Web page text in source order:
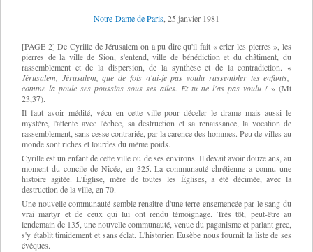
Notre-Dame de Paris , 25 janvier 1981
[PAGE 2] De Cyrille de Jérusalem on a pu dire qu'il fait « crier les pierres », les
pierres de la ville de Sion, s'entend, ville de bénédiction et du châtiment, du
rassemblement et de la dispersion, de la synthèse et de la contradiction. «
Jérusalem, Jérusalem, que de fois n'ai-je pas voulu rassembler tes enfants,
comme la poule ses poussins sous ses ailes. Et tu ne l'as pas voulu ! » (Mt
23,37).
Il faut avoir médité, vécu en cette ville pour déceler le drame mais aussi le
mystère, l'attente avec l'échec, sa destruction et sa renaissance, la vocation de
rassemblement, sans cesse contrariée, par la carence des hommes. Peu de villes au
monde sont riches et lourdes du même poids.
Cyrille est un enfant de cette ville ou de ses environs. Il devait avoir douze ans, au
moment du concile de Nicée, en 325. La communauté chrétienne a connu une
histoire agitée. L'Église, mère de toutes les Églises, a été décimée, avec la
destruction de la ville, en 70.
Une nouvelle communauté semble renaître d'une terre ensemencée par le sang du
vrai martyr et de ceux qui lui ont rendu témoignage. Très tôt, peut-être au
lendemain de 135, une nouvelle communauté, venue du paganisme et parlant grec,
s'y établit timidement et sans éclat. L'historien Eusèbe nous fournit la liste de ses
évêques.